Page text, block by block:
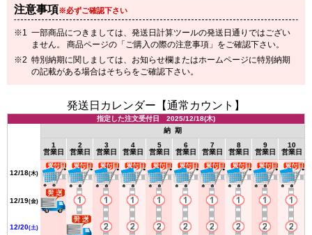
注意事項※必ずご確認下さい
一部商品につきましては、発送日計算ツールの発送日通りではござい
ません。 商品ページの「ご購入の際の注意事項」をご確認下さい。
特別納期に関しましては、お知らせ欄またはホームページに特別納期
の記載がある場合はそちらをご確認下さい。
発送日カレンダー【通常カウント】
指定した注文受付日 2025/12/18(木)
納 期
1
営業日
2
営業日
3
営業日
4
営業日
5
営業日
6
営業日
7
営業日
8
営業日
9
営業日
10
営業日
12/18(木)
12/19(金)
12/20(土)